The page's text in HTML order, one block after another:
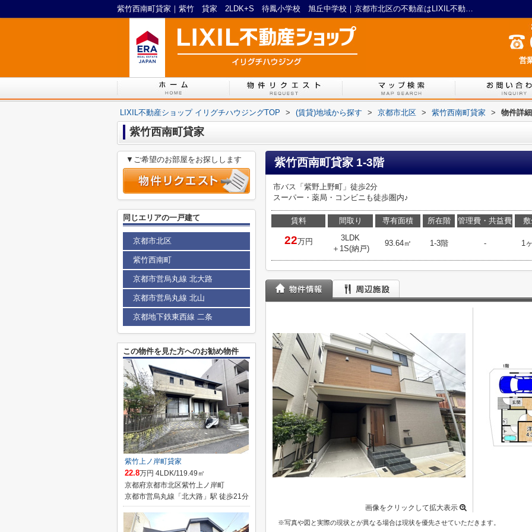
紫竹西南町貸家｜紫竹 貸家 2LDK+S 待鳳小学校 旭丘中学校｜京都市北区の不動産はLIXIL不動産ショップ イリグチハウジング
営
LIXIL不動産ショップ イリグチハウジングTOP > (賃貸)地域から探す > 京都市北区 > 紫竹西南町貸家 > 物件詳細
紫竹西南町貸家
紫竹西南町貸家 1-3階
市バス「紫野上野町」徒歩2分
スーパー・薬局・コンビニも徒歩圏内♪
賃料
22万円
間取り
3LDK
＋1S(納戸)
専有面積
93.64㎡
所在階
1-3階
管理費・共益費
- 1
画像をクリックして拡大表示
※写真や図と実際の現状とが異なる場合は現状を優先させていただきます。
▼ご希望のお部屋をお探しします
同じエリアの一戸建て
京都市北区
紫竹西南町
京都市営烏丸線 北大路
京都市営烏丸線 北山
京都地下鉄東西線 二条
この物件を見た方へのお勧め物件
紫竹上ノ岸町貸家
22.8万円 4LDK/119.49㎡
京都府京都市北区紫竹上ノ岸町
京都市営烏丸線「北大路」駅 徒歩21分